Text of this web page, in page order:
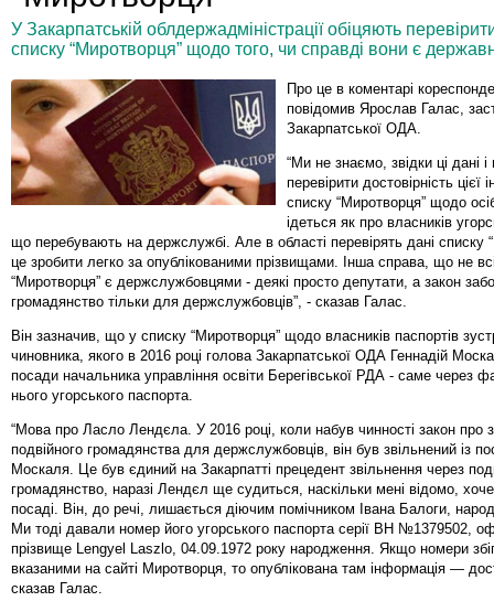
У Закарпатській облдержадміністрації обіцяють
списку “Миротворця” щодо того, чи справді вони є
Про це в коментарі
повідомив Ярослав Галас,
Закарпатської ОДА.
“Ми не знаємо, звідки ці дані
перевірити достовірність цієї
списку “Миротворця” щодо
ідеться як про власників
що перебувають на держслужбі. Але в області перевірять дані списку
це зробити легко за опублікованими прізвищами. Інша справа, що не
“Миротворця” є держслужбовцями - деякі просто депутати, а закон
громадянство тільки для держслужбовців”, - сказав Галас.
Він зазначив, що у списку “Миротворця” щодо власників паспортів
чиновника, якого в 2016 році голова Закарпатської ОДА Геннадій
посади начальника управління освіти Берегівської РДА - саме через
нього угорського паспорта.
“Мова про Ласло Лендєла. У 2016 році, коли набув чинності закон про
подвійного громадянства для держслужбовців, він був звільнений із
Москаля. Це був єдиний на Закарпатті прецедент звільнення через
громадянство, наразі Лендєл ще судиться, наскільки мені відомо,
посаді. Він, до речі, лишається діючим помічником Івана Балоги,
Ми тоді давали номер його угорського паспорта серії ВН №1379502,
прізвище Lengyel Laszlo, 04.09.1972 року народження. Якщо номери
вказаними на сайті Миротворця, то опублікована там інформація —
сказав Галас.